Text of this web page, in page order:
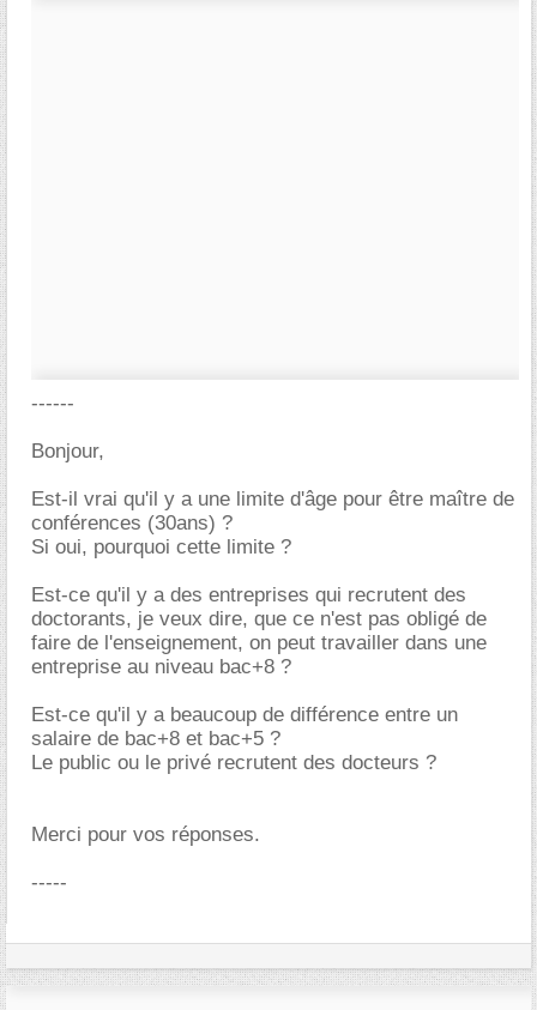
------
Bonjour,
Est-il vrai qu'il y a une limite d'âge pour être maître de
conférences (30ans) ?
Si oui, pourquoi cette limite ?
Est-ce qu'il y a des entreprises qui recrutent des
doctorants, je veux dire, que ce n'est pas obligé de
faire de l'enseignement, on peut travailler dans une
entreprise au niveau bac+8 ?
Est-ce qu'il y a beaucoup de différence entre un
salaire de bac+8 et bac+5 ?
Le public ou le privé recrutent des docteurs ?
Merci pour vos réponses.
-----